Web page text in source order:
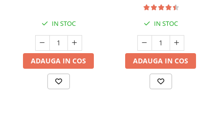
IN STOC
ADAUGA IN COS
IN STOC
ADAUGA IN COS